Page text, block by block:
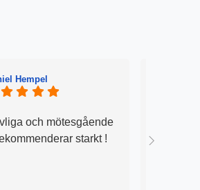
Hempel
och mötesgående
starkt !
mycket